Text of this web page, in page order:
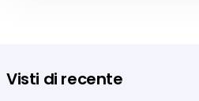
Visti di recente